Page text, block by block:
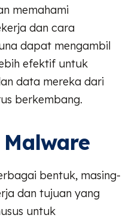
memahami
dan cara
dapat mengambil
efektif untuk
data mereka dari
berkembang.
bentuk, masing-
dan tujuan yang
untuk